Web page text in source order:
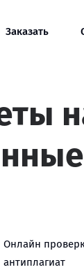
Заказать
Онлайн
антиплагиат